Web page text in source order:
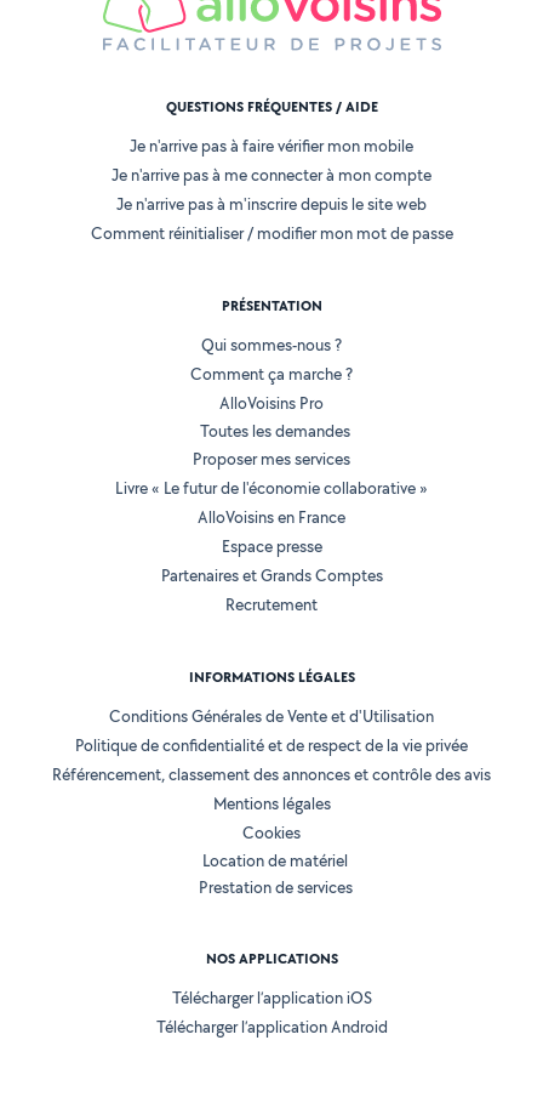
QUESTIONS FRÉQUENTES / AIDE
Je n'arrive pas à faire vérifier mon mobile
Je n'arrive pas à me connecter à mon compte
Je n'arrive pas à m'inscrire depuis le site web
Comment réinitialiser / modifier mon mot de passe
PRÉSENTATION
Qui sommes-nous ?
Comment ça marche ?
AlloVoisins Pro
Toutes les demandes
Proposer mes services
Livre « Le futur de l'économie collaborative »
AlloVoisins en France
Espace presse
Partenaires et Grands Comptes
Recrutement
INFORMATIONS LÉGALES
Conditions Générales de Vente et d'Utilisation
Politique de confidentialité et de respect de la vie privée
Référencement, classement des annonces et contrôle des avis
Mentions légales
Cookies
Location de matériel
Prestation de services
NOS APPLICATIONS
Télécharger l’application iOS
Télécharger l’application Android